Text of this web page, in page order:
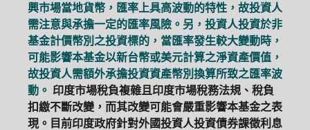
興市場當地貨幣，匯率上具高波動的特性，故投資人
需注意與承擔一定的匯率風險。另，投資人投資於非
基金計價幣別之投資標的，當匯率發生較大變動時，
可能影響本基金以新台幣或美元計算之淨資產價值，
故投資人需額外承擔投資資產幣別換算所致之匯率波
動。 印度市場稅負複雜且印度市場稅務法規、稅負
扣繳不斷改變，而其改變可能會嚴重影響本基金之表
現。目前印度政府針對外國投資人投資債券課徵利息